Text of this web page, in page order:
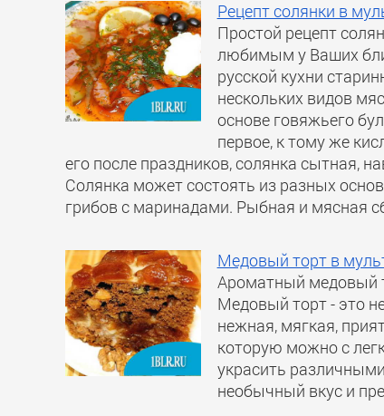
Рецепт солянки в
Простой рецепт
любимым у Ваших
русской кухни
нескольких видов
основе говяжьего
первое, к тому же
его после праздников, солянка сытная,
Солянка может состоять из разных
грибов с маринадами. Рыбная и мясная
Медовый торт в
Ароматный медовый
Медовый торт - это
нежная, мягкая,
которую можно с
украсить
необычный вкус и